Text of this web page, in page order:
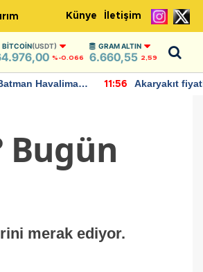
Künye İletişim
BITCOIN(USDT)
%-0.066
GRAM ALTIN
6.660,55 2,59
Havalimanı
11:56
Akaryakıt
Bugün
merak ediyor.